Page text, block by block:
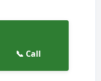
Call 📞